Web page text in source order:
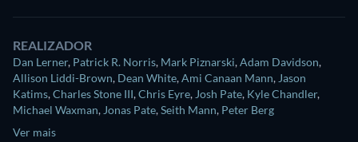
REALIZADOR
Dan Lerner, Patrick R. Norris, Mark Piznarski,Adam Davidson,
Allison Liddi-Brown, Dean White,Ami Canaan Mann, Jason
Katims,Charles Stone III,Chris Eyre, Josh Pate, Kyle Chandler,
Michael Waxman, Jonas Pate,Seith Mann, Peter Berg
Ver mais